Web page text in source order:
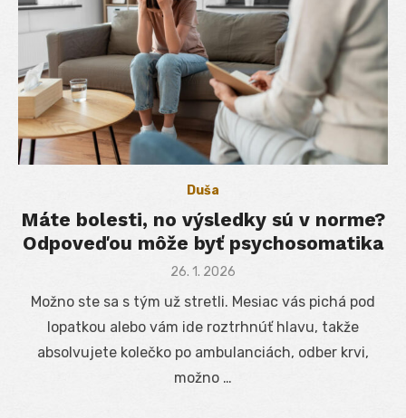
Duša
Máte bolesti, no výsledky sú v norme?
Odpoveďou môže byť psychosomatika
Posted
26. 1. 2026
Možno ste sa s tým už stretli. Mesiac vás pichá pod
lopatkou alebo vám ide roztrhnúť hlavu, takže
absolvujete kolečko po ambulanciách, odber krvi,
možno …